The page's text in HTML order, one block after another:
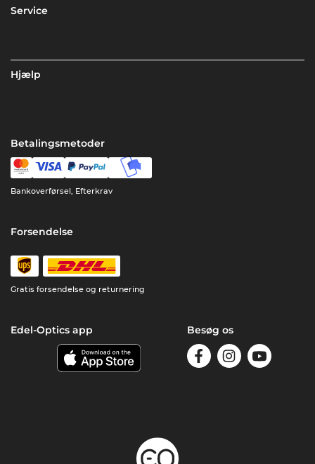
Service
Hjælp
Betalingsmetoder
Bankoverførsel, Efterkrav
Forsendelse
Gratis forsendelse og returnering
Edel-Optics app Besøg os